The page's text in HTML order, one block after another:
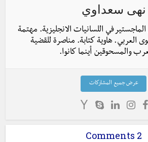
نهى سعداوي
في اللسانيات الانجليزية. مهتمة
العربي. هاوية كتابة. مناصرة للقضية
والمسحوقين أينما كانوا.
عرض جميع المشاركات
2 Comments